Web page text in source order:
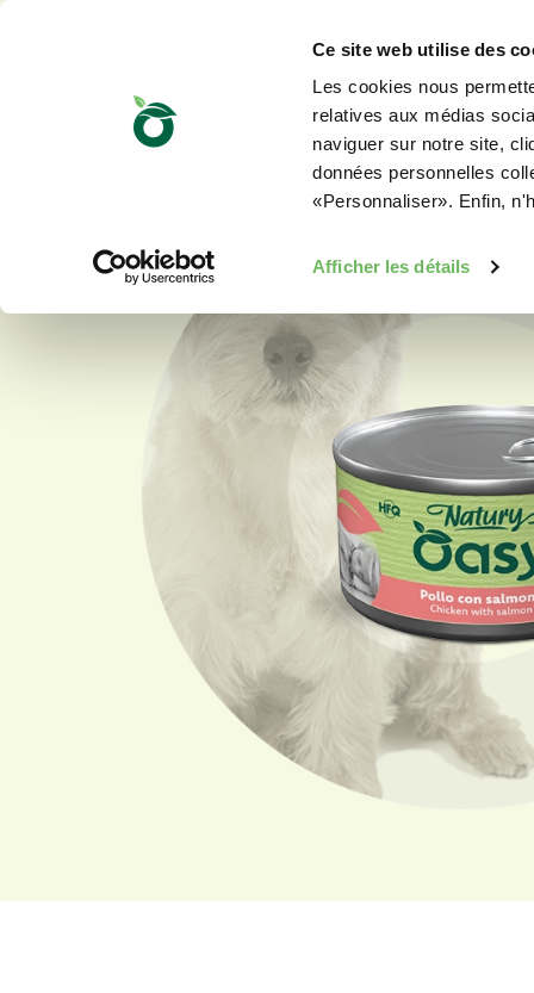
Ce site web utilise des
Les cookies nous
relatives aux médias
naviguer sur notre site,
données personnelles
«Personnaliser». Enfin,
Afficher les détails